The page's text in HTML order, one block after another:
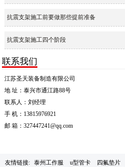
抗震支架施工前要做那些提前准备
抗震支架施工四个阶段
联系我们
江苏圣天装备制造有限公司
地 址：泰兴市通江路88号
联系人：刘经理
手 机：13815976921
邮 箱：327447241@qq.com
友情链接: 泰州工作服 u型管卡 四氟垫片